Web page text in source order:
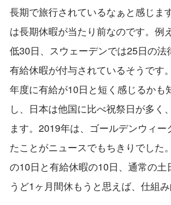
長期で旅行されているなぁと感じま
は長期休暇が当たり前なのです。例
低30日、スウェーデンでは25日の法
有給休暇が付与されているそうです
年度に有給が10日と短く感じるかも
し、日本は他国に比べ祝祭日が多く
ます。2019年は、ゴールデンウィー
たことがニュースでもちきりでした
の10日と有給休暇の10日、通常の土
うど1ヶ月間休もうと思えば、仕組み